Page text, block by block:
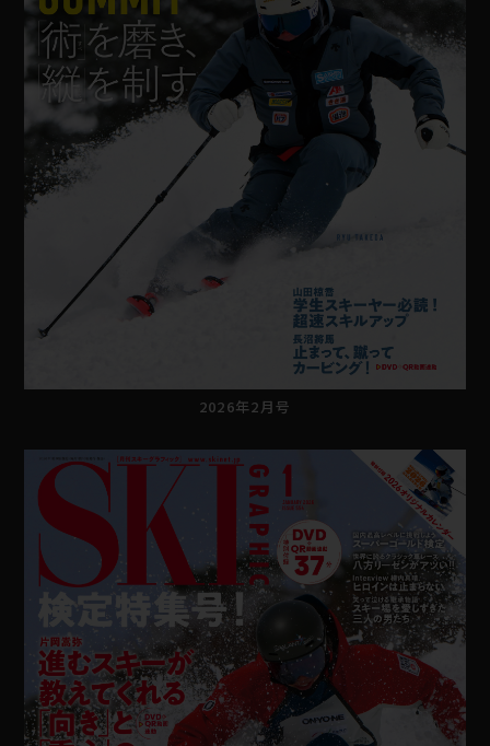
2026年2月号